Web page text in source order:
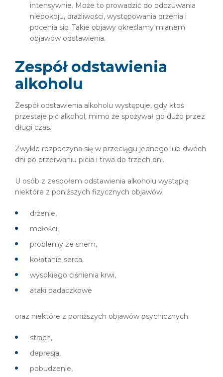
intensywnie. Może to prowadzić do odczuwania
niepokoju, drażliwości, występowania drżenia i
pocenia się. Takie objawy określamy mianem
objawów odstawienia.
Zespół odstawienia
alkoholu
Zespół odstawienia alkoholu występuje, gdy ktoś
przestaje pić alkohol, mimo że spożywał go dużo przez
długi czas.
Zwykle rozpoczyna się w przeciągu jednego lub dwóch
dni po przerwaniu picia i trwa do trzech dni.
U osób z zespołem odstawienia alkoholu wystąpią
niektóre z poniższych fizycznych objawów:
drżenie,
mdłości,
problemy ze snem,
kołatanie serca,
wysokiego ciśnienia krwi,
ataki padaczkowe
oraz niektóre z poniższych objawów psychicznych:
strach,
depresja,
pobudzenie,